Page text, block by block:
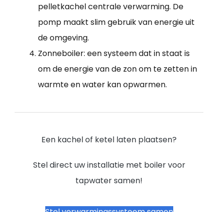
pelletkachel centrale verwarming. De
pomp maakt slim gebruik van energie uit
de omgeving.
Zonneboiler: een systeem dat in staat is
om de energie van de zon om te zetten in
warmte en water kan opwarmen.
Een kachel of ketel laten plaatsen?
Stel direct uw installatie met boiler voor
tapwater samen!